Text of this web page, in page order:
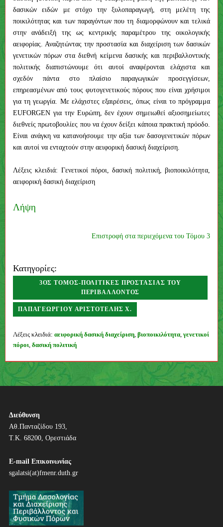
δασικών ειδών με στόχο την ξυλοπαραγωγή, στη μελέτη της
ποικιλότητας και των παραγόντων που τη διαμορφώνουν και τελικά
στην ανάδειξή της ως κεντρικής παραμέτρου της οικολογικής
αειφορίας. Αναζητώντας την προστασία και διαχείριση των δασικών
γενετικών πόρων στα διεθνή κείμενα δασικής και περιβαλλοντικής
πολιτικής διαπιστώνουμε ότι αυτοί αναφέρονται ελάχιστα και
σχεδόν πάντα στο πλαίσιο παραγωγικών προσεγγίσεων,
επηρεασμένων από τους φυτογενετικούς πόρους που είναι χρήσιμοι
για τη γεωργία. Με ελάχιστες εξαιρέσεις, όπως είναι το πρόγραμμα
EUFORGEN για την Ευρώπη, δεν έχουν σημειωθεί αξιοσημείωτες
διεθνείς πρωτοβουλίες που να έχουν δείξει κάποια πρακτική πρόοδο.
Είναι ανάγκη να κατανοήσουμε την αξία των δασογενετικών πόρων
και αυτοί να ενταχτούν στην αειφορική δασική διαχείριση.
Λέξεις κλειδιά: Γενετικοί πόροι, δασική πολιτική, βιοποικιλότητα,
αειφορική δασική διαχείριση
Λήψη
Επιστροφή στα περιεχόμενα του Τόμου 3
Κατηγορίες:
3ΟΣ ΤΌΜΟΣ-ΠΟΛΙΤΙΚΈΣ ΠΡΟΣΤΑΣΊΑΣ ΤΟΥ
ΠΕΡΙΒΆΛΛΟΝΤΟΣ
ΠΑΠΑΓΕΩΡΓΊΟΥ ΑΡΙΣΤΟΤΈΛΗΣ Χ.
Συγγραφέας
Λέξεις κλειδιά: αειφορική δασική διαχείριση, βιοποικιλότητα, γενετικοί
πόροι, δασική πολιτική
Π
λ
ή
γ
σ
ά
ρ
Διεύθυνση
Αθ.Πανταζίδου 193,
Τ.Κ. 68200, Ορεστιάδα
E-mail Επικοινωνίας
sgalatsi(at)fmenr.duth.gr